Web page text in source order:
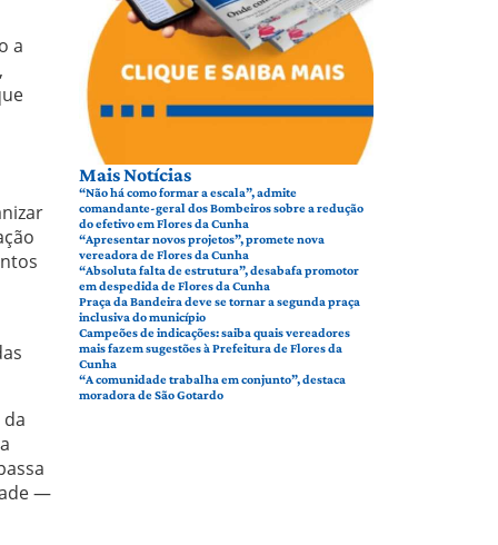
a
—
Mais Notícias
“Não há como formar a escala”, admite
comandante-geral dos Bombeiros sobre a redução
do efetivo em Flores da Cunha
“Apresentar novos projetos”, promete nova
vereadora de Flores da Cunha
“Absoluta falta de estrutura”, desabafa promotor
em despedida de Flores da Cunha
Praça da Bandeira deve se tornar a segunda praça
inclusiva do município
Campeões de indicações: saiba quais vereadores
mais fazem sugestões à Prefeitura de Flores da
Cunha
“A comunidade trabalha em conjunto”, destaca
moradora de São Gotardo